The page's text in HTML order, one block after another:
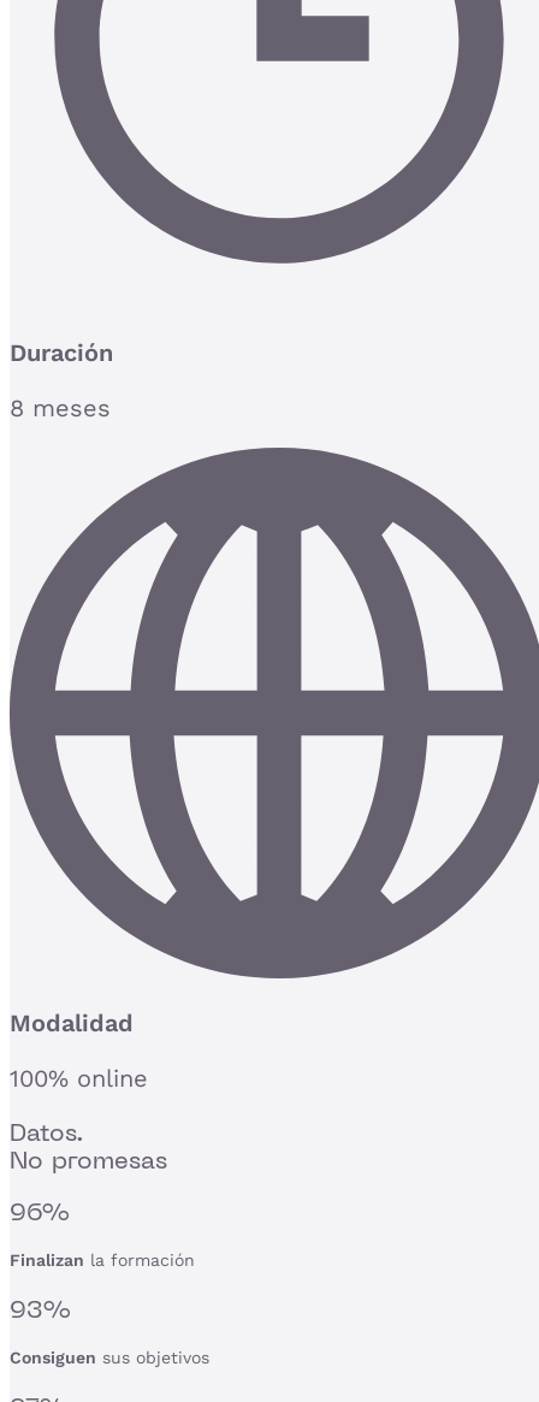
Duración
8 meses
Modalidad
100% online
Datos.
No promesas
96%
Finalizan la formación
93%
Consiguen sus objetivos